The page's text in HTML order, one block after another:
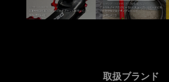
取扱ブランド